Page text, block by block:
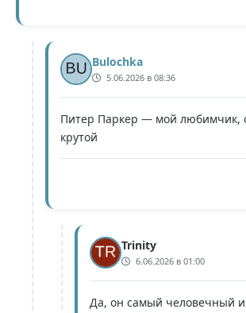
Bulochka
5.06.2026 в 08:36
Питер Паркер — мой любимчик,
крутой
Trinity
6.06.2026 в 01:00
Да, он самый человечный